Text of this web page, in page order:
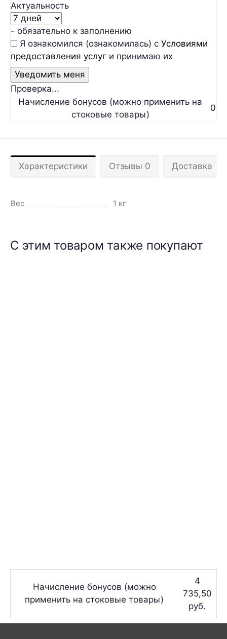
Актуальность
- обязательно к заполнению
Я ознакомился (ознакомилась) с Условиями
предоставления услуг и принимаю их
Проверка...
Начисление бонусов (можно применить на
стоковые товары)
0
Характеристики Отзывы 0 Доставка
Вес 1 кг
С этим товаром также покупают
Начисление бонусов (можно
применить на стоковые товары)
4
735,50
руб.